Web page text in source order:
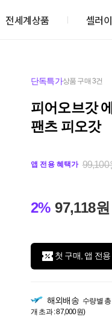
전세계상품 셀러
단독특가상품 구매 3건
피어오브갓
팬츠 피오갓
앱 전용 혜택가 99,100
2% 97,118원
첫 구매, 앱 전용
해외배송 수량별 총
개 초과 : 87,000원)